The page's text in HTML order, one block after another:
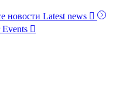
новости Latest news 
Events 